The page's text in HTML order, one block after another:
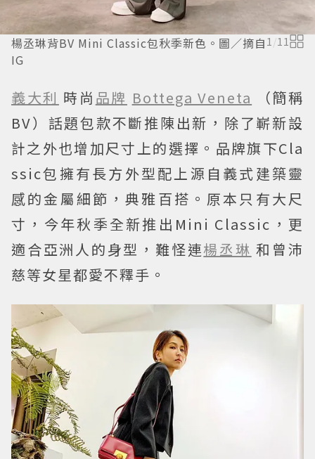
楊丞琳背BV Mini Classic包秋季新色。圖／摘自
IG
1/11
義大利 時尚 品牌 Bottega Veneta
（簡稱
BV）話題包款不斷推陳出新，除了嶄新設
計之外也增加尺寸上的選擇。品牌旗下Cla
ssic包擁有長方外型配上源自義式建築靈
感的金屬細節，典雅百搭。原本只有大尺
寸，今年秋季全新推出Mini Classic，更
適合亞洲人的身型，難怪連楊丞琳 和曾沛
慈等女星都愛不釋手。